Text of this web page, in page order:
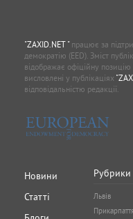
"ZAXID.NET "працює за
демократію (EED). Зміст
відображає офіційну
висловлені у публікаціях
відповідальністю редакції.
Новини
Статті
Рубрики
Львів